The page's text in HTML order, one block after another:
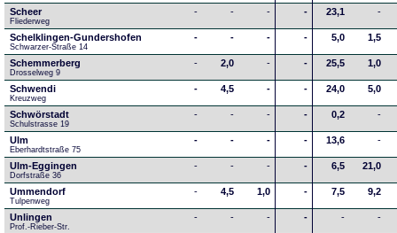
Scheer
Fliederweg
- - - - 23,1 -
Schelklingen-Gundershofen
Schwarzer-Straße 14
- - - - 5,0 1,5
Schemmerberg
Drosselweg 9
- 2,0 - - 25,5 1,0
Schwendi
Kreuzweg
- 4,5 - - 24,0 5,0
Schwörstadt
Schulstrasse 19
- - - - 0,2 -
Ulm
Eberhardtstraße 75
- - - - 13,6 -
Ulm-Eggingen
Dorfstraße 36
- - - - 6,5 21,0
Ummendorf
Tulpenweg
- 4,5 1,0 - 7,5 9,2
Unlingen
Prof.-Rieber-Str.
- - - - - -